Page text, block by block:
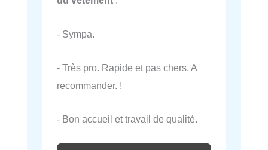
- Sympa.
- Très pro. Rapide et pas chers. A
recommander. !
- Bon accueil et travail de qualité.